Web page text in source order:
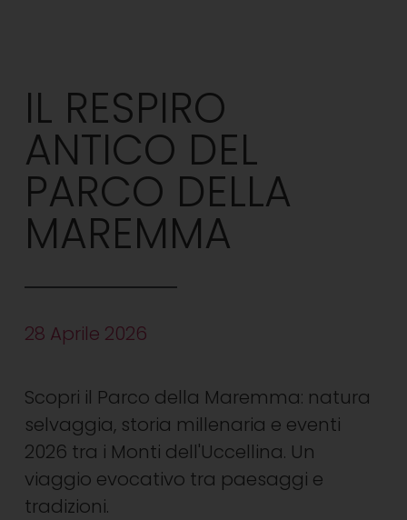
IL RESPIRO
ANTICO DEL
PARCO DELLA
MAREMMA
28 Aprile 2026
Scopri il Parco della Maremma: natura
selvaggia, storia millenaria e eventi
2026 tra i Monti dell'Uccellina. Un
viaggio evocativo tra paesaggi e
tradizioni.